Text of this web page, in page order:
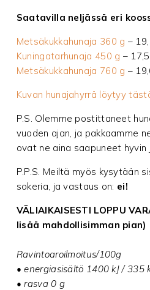
Saatavilla neljässä eri
Metsäkukkahunaja 360 g –
Kuningatarhunaja 450 g –
Metsäkukkahunaja 760 g –
Kuvan hunajahyrrä löytyy
P.S. Olemme postittaneet
vuoden ajan, ja pakkaamme
ovat ne aina saapuneet hyvin
P.P.S. Meiltä myös kysytään
sokeria, ja vastaus on: ei!
VÄLIAIKAISESTI LOPPU
lisää mahdollisimman pian)
Ravintoaroilmoitus/100g
• energiasisältö 1400 kJ / 335
• rasva 0 g